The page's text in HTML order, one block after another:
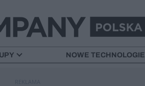
NOWE TECHNOLOGIE